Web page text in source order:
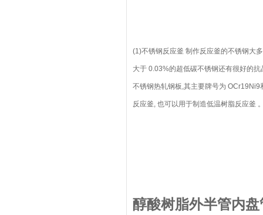
(1)不锈钢反应釜 制作反应釜的不锈钢大
大于 0.03%的超低碳不锈钢还有很好的
不锈钢热轧钢板,其主要牌号为
反应釜, 也可以用于制造低温树脂反应釜
醇酸树脂外半管内